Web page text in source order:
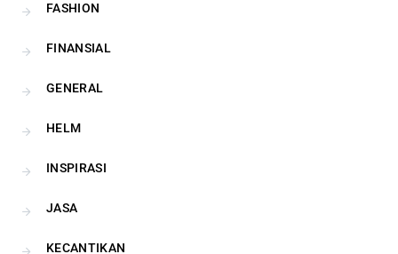
FASHION
FINANSIAL
GENERAL
HELM
INSPIRASI
JASA
KECANTIKAN